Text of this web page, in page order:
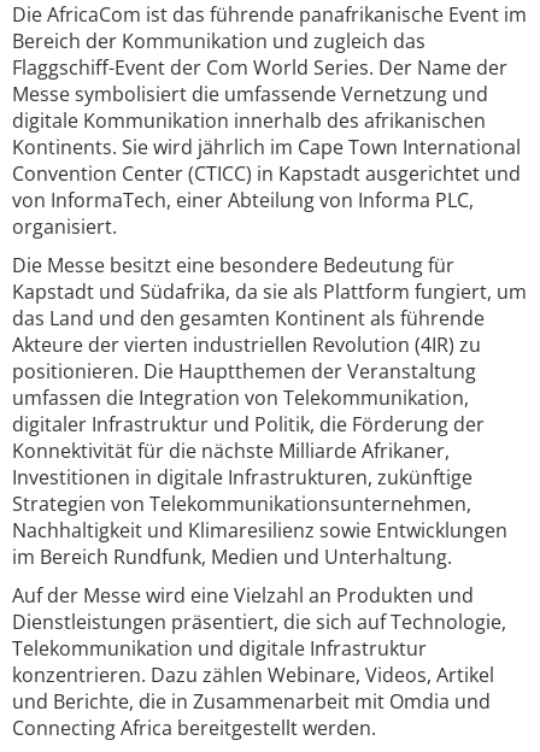
Die AfricaCom ist das führende panafrikanische Event im
Bereich der Kommunikation und zugleich das
Flaggschiff-Event der Com World Series. Der Name der
Messe symbolisiert die umfassende Vernetzung und
digitale Kommunikation innerhalb des afrikanischen
Kontinents. Sie wird jährlich im Cape Town International
Convention Center (CTICC) in Kapstadt ausgerichtet und
von InformaTech, einer Abteilung von Informa PLC,
organisiert.
Die Messe besitzt eine besondere Bedeutung für
Kapstadt und Südafrika, da sie als Plattform fungiert, um
das Land und den gesamten Kontinent als führende
Akteure der vierten industriellen Revolution (4IR) zu
positionieren. Die Hauptthemen der Veranstaltung
umfassen die Integration von Telekommunikation,
digitaler Infrastruktur und Politik, die Förderung der
Konnektivität für die nächste Milliarde Afrikaner,
Investitionen in digitale Infrastrukturen, zukünftige
Strategien von Telekommunikationsunternehmen,
Nachhaltigkeit und Klimaresilienz sowie Entwicklungen
im Bereich Rundfunk, Medien und Unterhaltung.
Auf der Messe wird eine Vielzahl an Produkten und
Dienstleistungen präsentiert, die sich auf Technologie,
Telekommunikation und digitale Infrastruktur
konzentrieren. Dazu zählen Webinare, Videos, Artikel
und Berichte, die in Zusammenarbeit mit Omdia und
Connecting Africa bereitgestellt werden.